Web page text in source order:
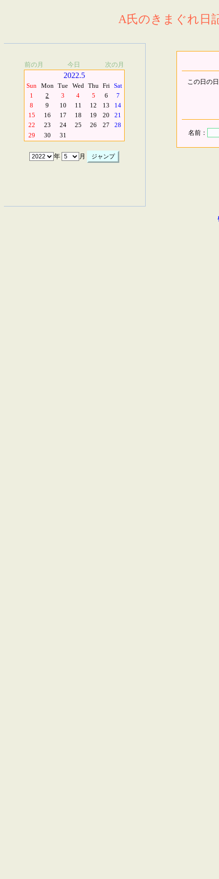
A氏のきまぐれ日
前の月 今日 次の月
2022.5
Sun Mon Tue Wed Thu Fri Sat
1
2 3 4 5 6
7
8
9 10 11 12 13
14
15
16 17 18 19 20
21
22
23 24 25 26 27
28
29
30 31
年 月
この日の
名前：